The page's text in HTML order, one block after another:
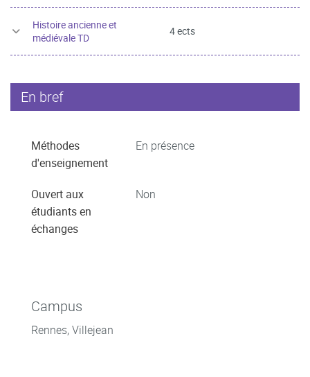
Histoire ancienne et
médiévale TD
4 ects
En bref
Méthodes
d'enseignement
En présence
Ouvert aux
étudiants en
échanges
Non
Campus
Rennes, Villejean